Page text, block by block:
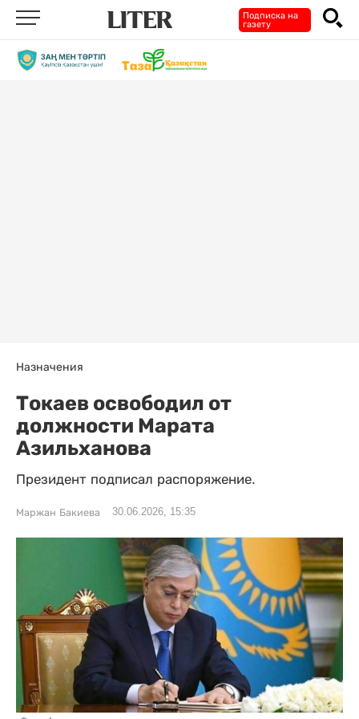
Подписка на
газету
Назначения
Токаев освободил от
должности Марата
Азильханова
Президент подписал распоряжение.
Маржан Бакиева 30.06.2026, 15:35